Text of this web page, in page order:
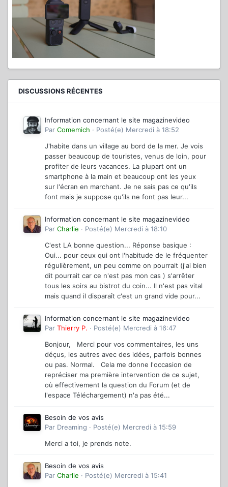
DISCUSSIONS RÉCENTES
Information concernant le site magazinevideo
Par Comemich · Posté(e) Mercredi à 18:52
J'habite dans un village au bord de la mer. Je vois
passer beaucoup de touristes, venus de loin, pour
profiter de leurs vacances. La plupart ont un
smartphone à la main et beaucoup ont les yeux
sur l'écran en marchant. Je ne sais pas ce qu'ils
font mais je suppose qu'ils ne font pas leur...
Information concernant le site magazinevideo
Par Charlie · Posté(e) Mercredi à 18:10
C'est LA bonne question... Réponse basique :
Oui... pour ceux qui ont l'habitude de le fréquenter
régulièrement, un peu comme on pourrait (j'ai bien
dit pourrait car ce n'est pas mon cas ) s'arrêter
tous les soirs au bistrot du coin... Il n'est pas vital
mais quand il disparaît c'est un grand vide pour...
Information concernant le site magazinevideo
Par Thierry P. · Posté(e) Mercredi à 16:47
Bonjour, Merci pour vos commentaires, les uns
déçus, les autres avec des idées, parfois bonnes
ou pas. Normal. Cela me donne l'occasion de
repréciser ma première intervention de ce sujet,
où effectivement la question du Forum (et de
l'espace Téléchargement) n'a pas été...
Besoin de vos avis
Par Dreaming · Posté(e) Mercredi à 15:59
Merci a toi, je prends note.
Besoin de vos avis
Par Charlie · Posté(e) Mercredi à 15:41